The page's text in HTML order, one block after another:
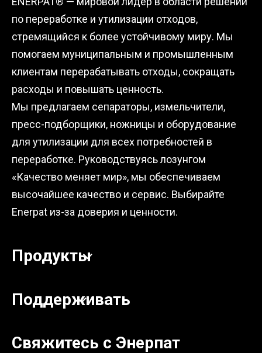
по переработке и утилизации отходов,
стремящийся к более устойчивому миру. Мы
помогаем муниципальным и промышленным
клиентам перерабатывать отходы, сокращать
расходы и повышать ценность.
Мы предлагаем сепараторы, измельчители,
пресс-подборщики, ножницы и оборудование
для утилизации для всех потребностей в
переработке. Руководствуясь лозунгом
«Качество меняет мир», мы обеспечиваем
высочайшее качество и сервис. Выбирайте
Enerpat из-за доверия и ценности.
Продукты
Поддерживать
Свяжитесь с Энерпат